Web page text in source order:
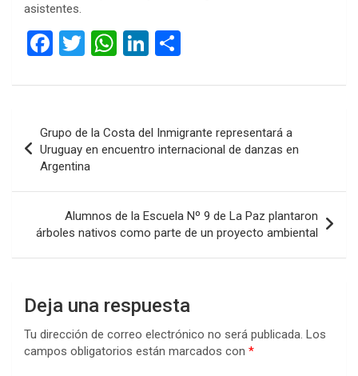
asistentes.
F
ce
o
o
k
T
tt
er
W
at
A
p
Li
ke
dI
n
m
ar
de
entradas
Grupo de la Costa del Inmigrante representará a
Uruguay en encuentro internacional de danzas en
Argentina
Alumnos de la Escuela Nº 9 de La Paz plantaron
árboles nativos como parte de un proyecto ambiental
Deja una respuesta
Tu dirección de correo electrónico no será publicada. Los
campos obligatorios están marcados con *